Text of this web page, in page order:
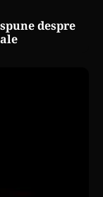
despre